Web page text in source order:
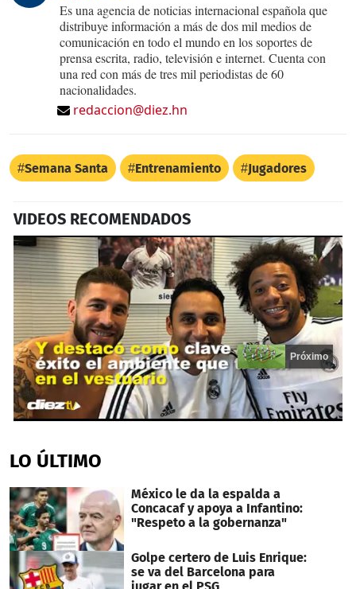
Es una agencia de noticias internacional española que
distribuye información a más de dos mil medios de
comunicación en todo el mundo en los soportes de
prensa escrita, radio, televisión e internet. Cuenta con
una red con más de tres mil periodistas de 60
nacionalidades.
redaccion@diez.hn
Semana Santa Entrenamiento Jugadores
VIDEOS RECOMENDADOS
of
14
Próximo
LO ÚLTIMO
México le da la espalda a
Concacaf y apoya a Infantino:
"Respeto a la gobernanza"
Golpe certero de Luis Enrique:
se va del Barcelona para